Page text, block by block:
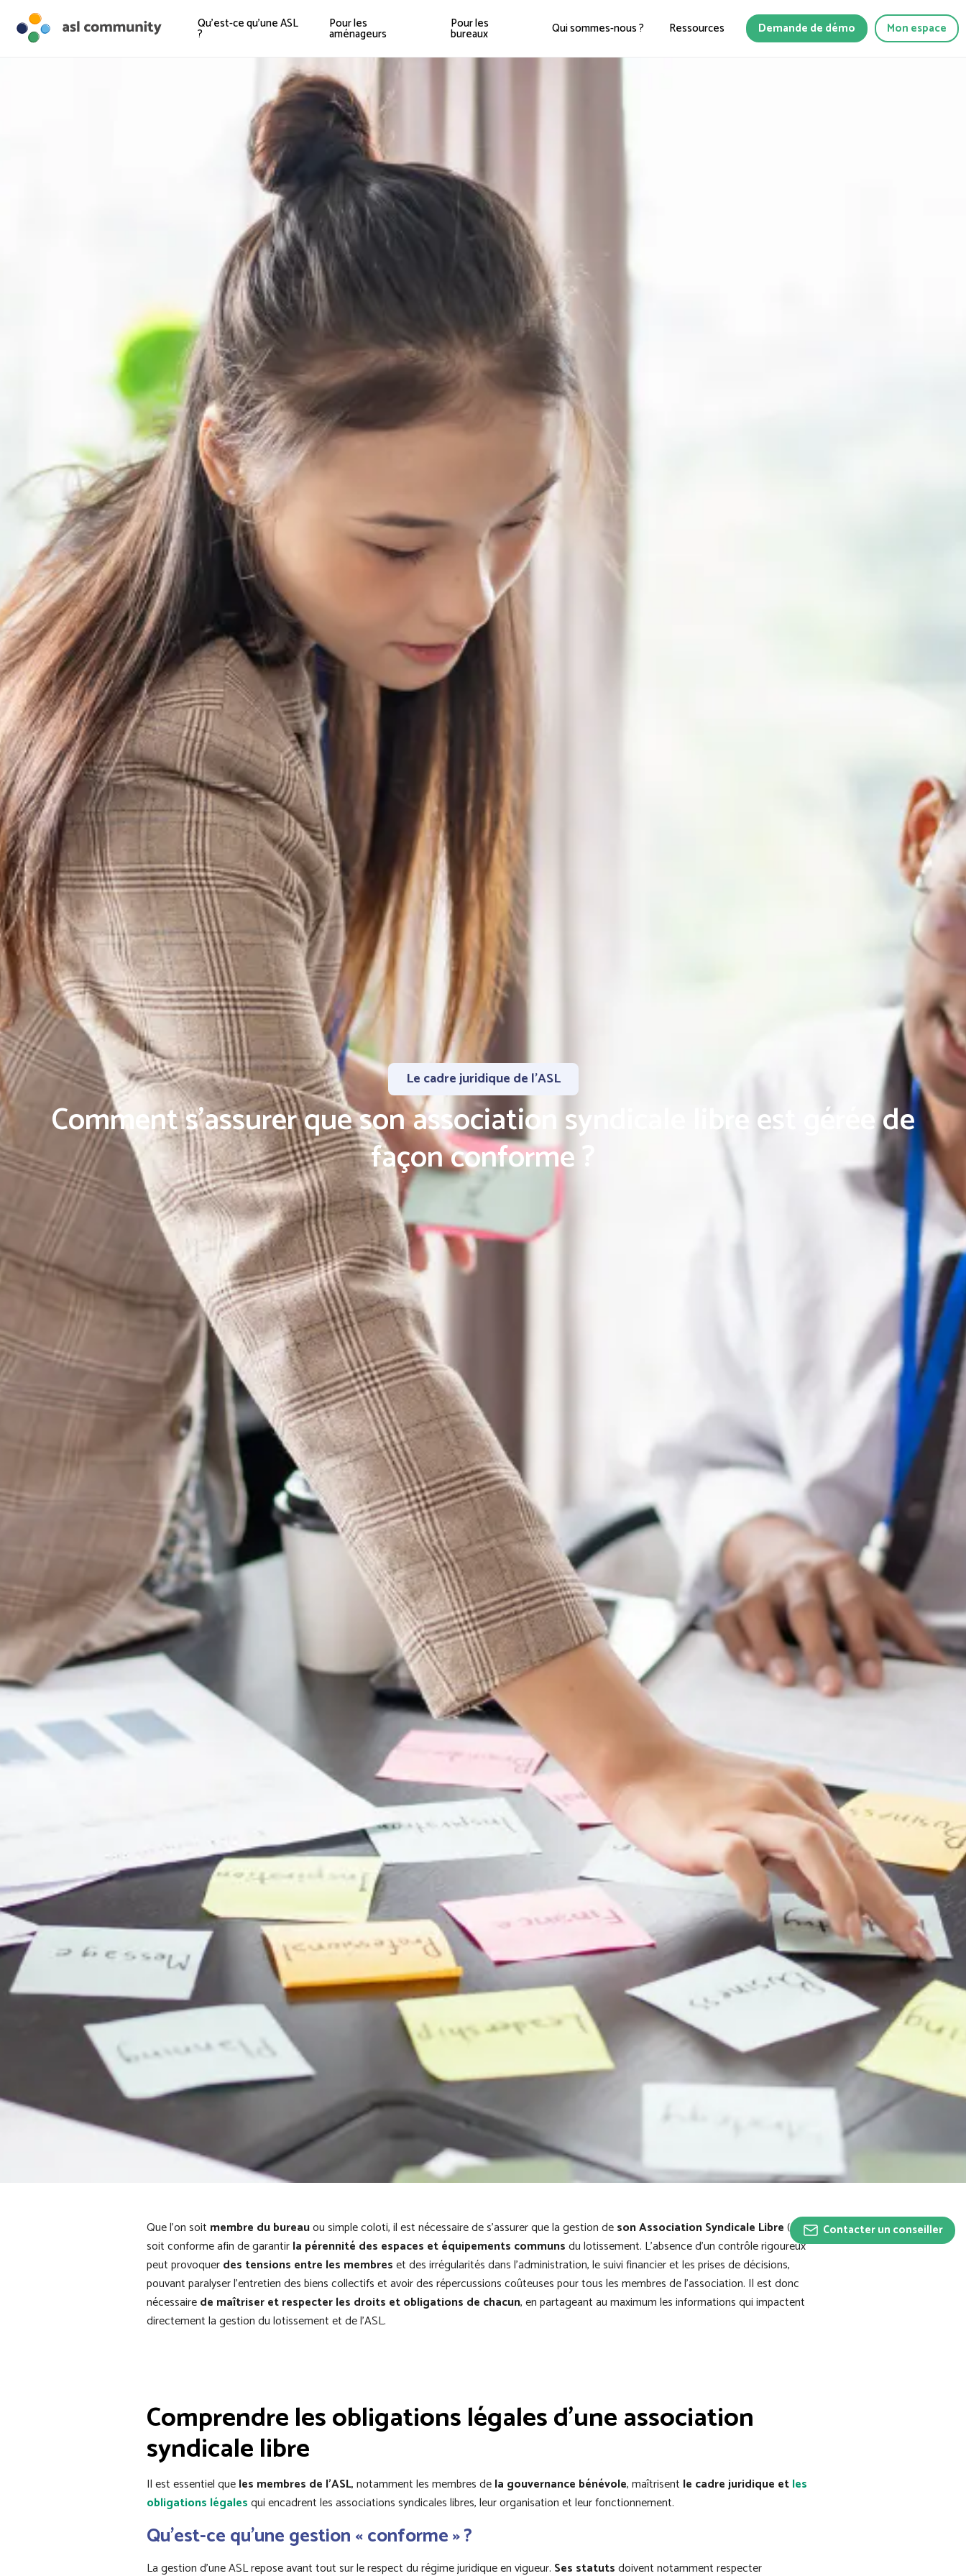
Qu'est-ce qu'une ASL
?
Pour les
aménageurs
Pour les
bureaux Qui sommes-nous ? Ressources Demande de démo Mon espace
Contacter un conseiller
Le cadre juridique de l'ASL
Comment s’assurer que son association syndicale libre est gérée de
façon conforme ?
Que l’on soit membre du bureauou simple coloti, il est nécessaire de s’assurer que la gestion deson Association Syndicale Libre(ASL)
soit conforme afin de garantirla pérennité des espaces et équipements communsdu lotissement. L’absence d’un contrôle rigoureux
peut provoquerdes tensions entre les membreset des irrégularités dans l’administration, le suivi financier et les prises de décisions,
pouvant paralyser l’entretien des biens collectifs et avoir des répercussions coûteuses pour tous les membres de l’association. Il est donc
nécessairede maîtriser et respecter les droits et obligations de chacun, en partageant au maximum les informations qui impactent
directement la gestion du lotissement et de l’ASL.
Comprendre les obligations légales d’une association
syndicale libre
Il est essentiel queles membres de l’ASL, notamment les membres dela gouvernance bénévole, maîtrisent le cadre juridique etles
obligations légalesqui encadrent les associations syndicales libres, leur organisation et leur fonctionnement.
Qu’est-ce qu’une gestion « conforme » ?
La gestion d’une ASL repose avant tout sur le respect du régime juridique en vigueur. Ses statutsdoivent notamment respecter